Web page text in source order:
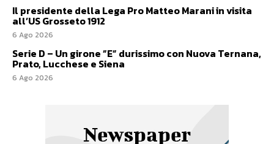
Il presidente della Lega Pro Matteo Marani in visita
all’US Grosseto 1912
6 Ago 2026
Serie D – Un girone ”E” durissimo con Nuova Ternana,
Prato, Lucchese e Siena
6 Ago 2026